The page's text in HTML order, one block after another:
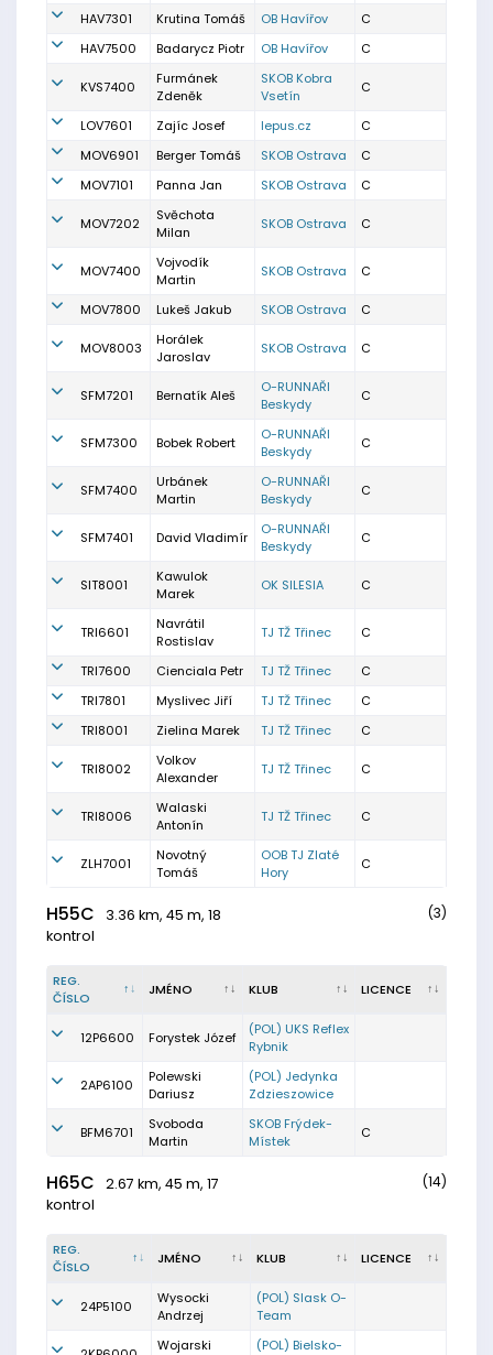
HAV7301 Krutina Tomáš OB Havířov
C
HAV7500
Badarycz Piotr OB Havířov C
KVS7400
Furmánek
Zdeněk
SKOB Kobra
Vsetín
C
LOV7601 Zajíc Josef lepus.cz
C
MOV6901
Berger Tomáš SKOB Ostrava
C
MOV7101
Panna Jan SKOB Ostrava C
MOV7202
Svěchota
Milan
SKOB Ostrava C
MOV7400
Vojvodík
Martin
SKOB Ostrava C
MOV7800 Lukeš Jakub SKOB Ostrava C
MOV8003
Horálek
Jaroslav
SKOB Ostrava C
SFM7201 Bernatík Aleš
O-RUNNAŘI
Beskydy
C
SFM7300 Bobek Robert
O-RUNNAŘI
Beskydy
C
SFM7400
Urbánek
Martin
O-RUNNAŘI
Beskydy
C
SFM7401 David Vladimír
O-RUNNAŘI
Beskydy
C
SIT8001
Kawulok
Marek
OK SILESIA C
TRI6601
Navrátil
Rostislav
TJ TŽ Třinec C
TRI7600 Cienciala Petr TJ TŽ Třinec
C
TRI7801
Myslivec Jiří TJ TŽ Třinec
C
TRI8001
Zielina Marek TJ TŽ Třinec C
TRI8002
Volkov
Alexander
TJ TŽ Třinec C
TRI8006
Walaski
Antonín
TJ TŽ Třinec C
ZLH7001
Novotný
Tomáš
OOB TJ Zlaté
Hory
C
H55C
3.36 km, 45 m, 18
kontrol
(3)
REG.
ČÍSLO
JMÉNO KLUB LICENCE
12P6600 Forystek Józef
(POL) UKS Reflex
Rybnik
2AP6100
Polewski
Dariusz
(POL) Jedynka
Zdzieszowice
BFM6701
Svoboda
Martin
SKOB Frýdek-
Místek
C
H65C
2.67 km, 45 m, 17
kontrol
(14)
REG.
ČÍSLO
JMÉNO KLUB LICENCE
24P5100
Wysocki
Andrzej
(POL) Slask O-
Team
Wojarski
(POL) Bielsko-